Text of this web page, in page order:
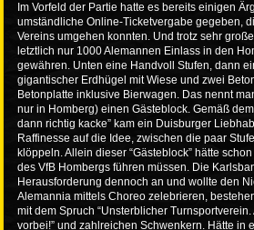
Im Vorfeld der Partie hatte es bereits einigen
umständliche Online-Ticketvergabe gegeben,
Vereins umgehen konnten. Und trotz sehr
letztlich nur 1000 Alemannen Einlass in den
gewähren. Unten eine Handvoll Stufen, dann
gigantischer Erdhügel mit Wiese und zwei
Betonplatte inklusive Bierwagen. Das nennt
nur in Homberg) einen Gästeblock. Gemäß
dann richtig kacke” kam ein Duisburger
Raffinesse auf die Idee, zwischen die paar
klöppeln. Allein dieser “Gästeblock” hätte
des VfB Hombergs führen müssen. Die
Herausforderung dennoch an und wollte den
Alemannia mittels Choreo zelebrieren,
mit dem Spruch “Unsterblicher
vorbei!” und zahlreichen Schwenkern. Hätte in